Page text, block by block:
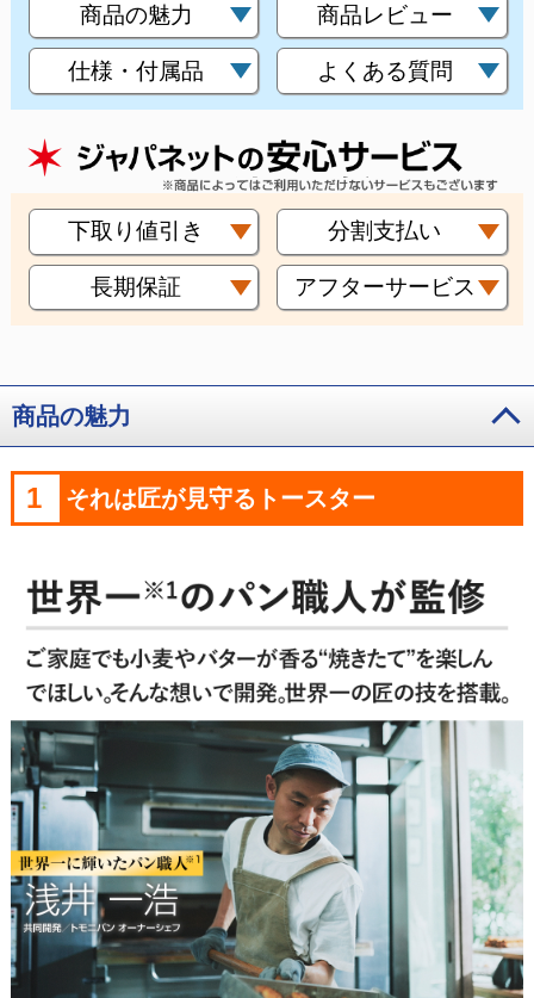
商品の魅力 商品レビュー
仕様・付属品 よくある質問
下取り値引き 分割支払い
長期保証 アフターサービス
商品の魅力
1 それは匠が見守るトースター